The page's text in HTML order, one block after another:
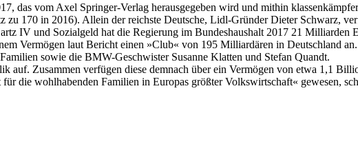
das vom Axel Springer-Verlag herausgegeben wird und mithin
170 in 2016). Allein der reichste Deutsche, Lidl-Gründer Dieter Schwarz,
IV und Sozialgeld hat die Regierung im Bundeshaushalt 2017 21 Milliarden
Vermögen laut Bericht einen »Club« von 195 Milliardären in Deutschland
sowie die BMW-Geschwister Susanne Klatten und Stefan Quandt.
Zusammen verfügen diese demnach über ein Vermögen von etwa 1,1
die wohlhabenden Familien in Europas größter Volkswirtschaft« gewesen,